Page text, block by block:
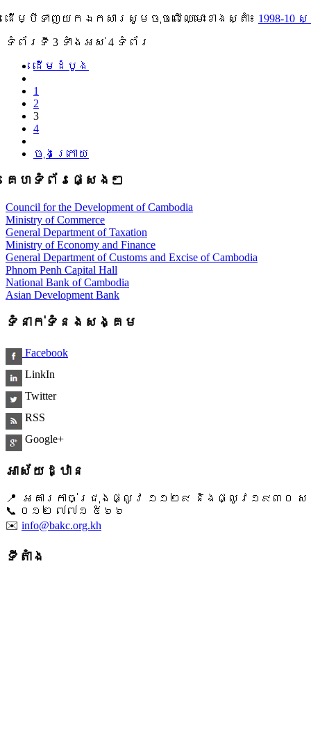
ដើម្បីទាញយកឯកសារសូមចុចលើឈ្មោះខាងស្តាំ៖ 1998-
ទំព័រ​ទី 3 ​ទាំងអស់ 4 ទំព័រ
ដើម​ដំបូង
1
2
3
4
ចុងក្រោយ
គេហទំព័រផ្សេងៗ
Council for the Development of Cambodia
Ministry of Commerce
General Department of Taxation
Ministry of Economy and Finance
General Department of Customs and Excise of Cambodia
Phnom Penh Capital Hall
National Bank of Cambodia
Asian Development Bank
ទំនាក់ទំនងសង្គម
Facebook
LinkIn
Twitter
RSS
Google+
អាស័យដ្ឋាន
📍 អគារកាច់ជ្រុងផ្លូវ ១១២៩ និងផ្លូវ១៩៣០ ស
📞 ​០១២ ៧៧១ ៥៦៦
✉️ info@bakc.org.kh
ទីតាំង